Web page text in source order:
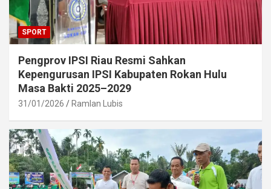
SPORT
Pengprov IPSI Riau Resmi Sahkan
Kepengurusan IPSI Kabupaten Rokan Hulu
Masa Bakti 2025–2029
31/01/2026 Ramlan Lubis